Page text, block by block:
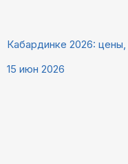
Кабардинке 2026:
15 июн 2026